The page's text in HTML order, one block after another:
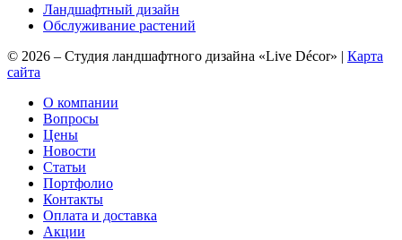
Ландшафтный дизайн
Обслуживание растений
© 2026 – Студия ландшафтного дизайна «Live Décor» | Карта
сайта
О компании
Вопросы
Цены
Новости
Статьи
Портфолио
Контакты
Оплата и доставка
Акции